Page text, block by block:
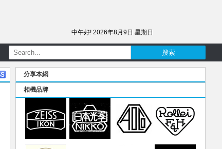
中午好! 2026年8月9日 星期日
分享本網
相機品牌